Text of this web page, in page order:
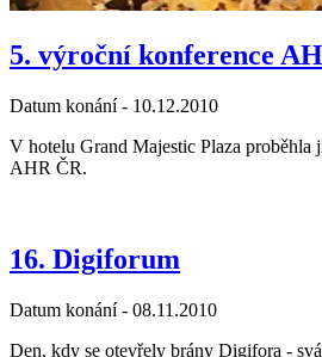
5. výroční konference
Datum konání - 10.12.2010
V hotelu Grand Majestic Plaza
AHR ČR.
16. Digiforum
Datum konání - 08.11.2010
Den, kdy se otevřely brány Digifora -